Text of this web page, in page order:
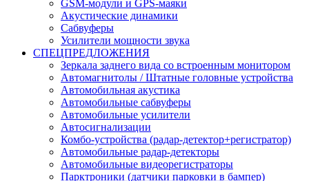
GSM-модули и GPS-маяки
Акустические динамики
Сабвуферы
Усилители мощности звука
СПЕЦПРЕДЛОЖЕНИЯ
Зеркала заднего вида со встроенным монитором
Автомагнитолы / Штатные головные устройства
Автомобильная акустика
Автомобильные сабвуферы
Автомобильные усилители
Автосигнализации
Комбо-устройства (радар-детектор+регистратор)
Автомобильные радар-детекторы
Автомобильные видеорегистраторы
Парктроники (датчики парковки в бампер)